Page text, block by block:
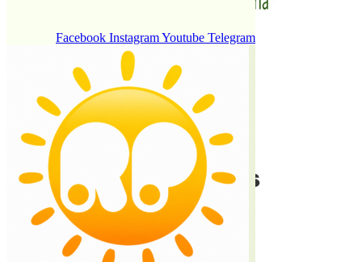
Facebook InstagramYoutube Telegram
Qui som
Contacte